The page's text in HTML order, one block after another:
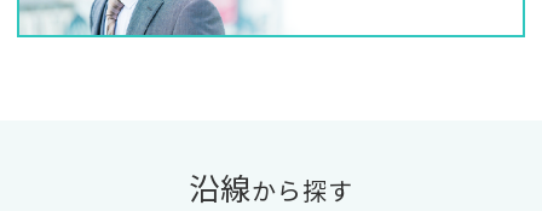
沿線から探す